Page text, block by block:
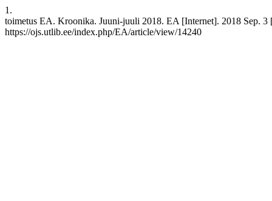
1.
toimetus EA. Kroonika. Juuni-juuli 2018. EA [Internet]. 2018 Sep.
https://ojs.utlib.ee/index.php/EA/article/view/14240